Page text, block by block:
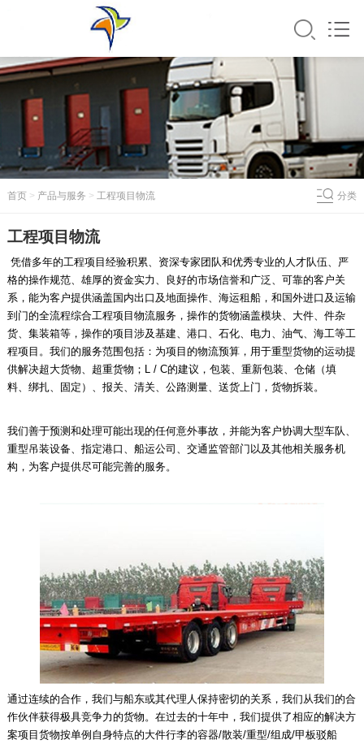
首页> 产品与服务 > 工程项目物流 分类
工程项目物流
凭借多年的工程项目经验积累、资深专家团队和优秀专业的人才队伍、严
格的操作规范、雄厚的资金实力、良好的市场信誉和广泛、可靠的客户关
系，能为客户提供涵盖国内出口及地面操作、海运租船，和国外进口及运输
到门的全流程综合工程项目物流服务，操作的货物涵盖模块、大件、件杂
货、集装箱等，操作的项目涉及基建、港口、石化、电力、油气、海工等工
程项目。我们的服务范围包括：为项目的物流预算，用于重型货物的运动提
供解决超大货物、超重货物；L / C的建议，包装、重新包装、仓储（填
料、绑扎、固定）、报关、清关、公路测量、送货上门，货物拆装。
我们善于预测和处理可能出现的任何意外事故，并能为客户协调大型车队、
重型吊装设备、指定港口、船运公司、交通监管部门以及其他相关服务机
构，为客户提供尽可能完善的服务。
通过连续的合作，我们与船东或其代理人保持密切的关系，我们从我们的合
作伙伴获得极具竞争力的货物。在过去的十年中，我们提供了相应的解决方
案项目货物按单例自身特点的大件行李的容器/散装/重型/组成/甲板驳船